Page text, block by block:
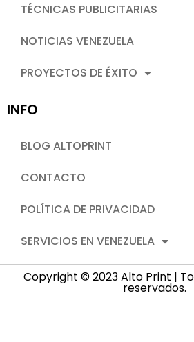
TÉCNICAS PUBLICITARIAS
NOTICIAS VENEZUELA
PROYECTOS DE ÉXITO
INFO
BLOG ALTOPRINT
CONTACTO
POLÍTICA DE PRIVACIDAD
SERVICIOS EN VENEZUELA
Copyright © 2023 Alto Print |
reservados.